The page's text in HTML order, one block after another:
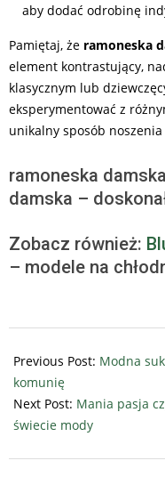
aby dodać odrobinę
Pamiętaj, że ramoneska
element kontrastujący,
klasycznym lub
eksperymentować z
unikalny sposób
ramoneska
damska –
Zobacz również:
– modele na
05-
09
Previous Post: Modna
komunię
Next Post: Mania pasja
świecie mody